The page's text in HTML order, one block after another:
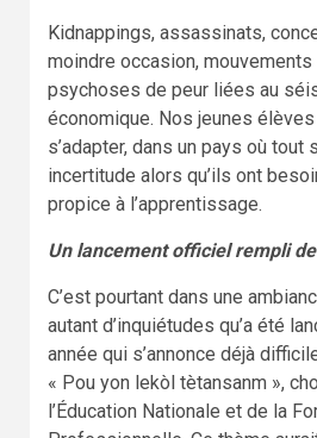
Kidnappings, assassinats,
moindre occasion,
psychoses de peur liées au
économique. Nos jeunes
s’adapter, dans un pays où tout
incertitude alors qu’ils ont
propice à l’apprentissage.
Un lancement officiel rempli
C’est pourtant dans une
autant d’inquiétudes qu’a été
année qui s’annonce déjà
« Pou yon lekòl tètansanm »,
l’Éducation Nationale et de la